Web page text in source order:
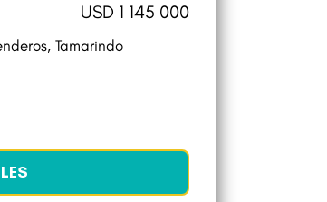
USD 1 145 000
Tamarindo